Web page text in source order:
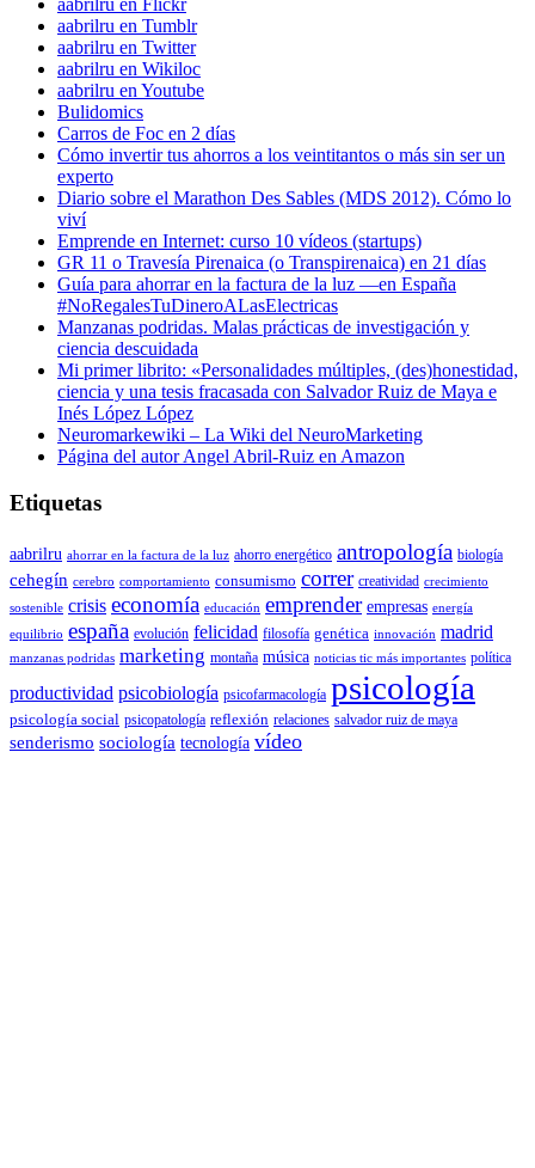
aabrilru en Flickr
aabrilru en Tumblr
aabrilru en Twitter
aabrilru en Wikiloc
aabrilru en Youtube
Bulidomics
Carros de Foc en 2 días
Cómo invertir tus ahorros a los veintitantos o más sin ser un
experto
Diario sobre el Marathon Des Sables (MDS 2012). Cómo lo
viví
Emprende en Internet: curso 10 vídeos (startups)
GR 11 o Travesía Pirenaica (o Transpirenaica) en 21 días
Guía para ahorrar en la factura de la luz —en España
#NoRegalesTuDineroALasElectricas
Manzanas podridas. Malas prácticas de investigación y
ciencia descuidada
Mi primer librito: «Personalidades múltiples, (des)honestidad,
ciencia y una tesis fracasada con Salvador Ruiz de Maya e
Inés López López
Neuromarkewiki – La Wiki del NeuroMarketing
Página del autor Angel Abril-Ruiz en Amazon
Etiquetas
aabrilru ahorrar en la factura de la luz ahorro energético antropología biología
cehegín cerebro comportamiento consumismo correr creatividad crecimiento
sostenible crisis economía educación emprender empresas energía
equilibrio españa evolución felicidad filosofía genética innovación madrid
manzanas podridas marketing montaña música noticias tic más importantes política
productividad psicobiología psicofarmacología psicología
psicología social psicopatología reflexión relaciones salvador ruiz de maya
senderismo sociología tecnología vídeo